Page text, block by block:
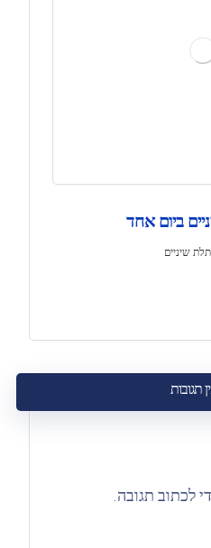
ביום אחד
שיניים
תגובות
לכתוב תגובה.